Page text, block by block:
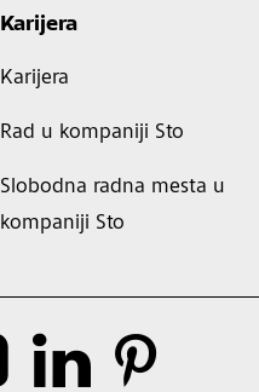
Karijera
Karijera
Rad u kompaniji Sto
Slobodna radna mesta u
kompaniji Sto